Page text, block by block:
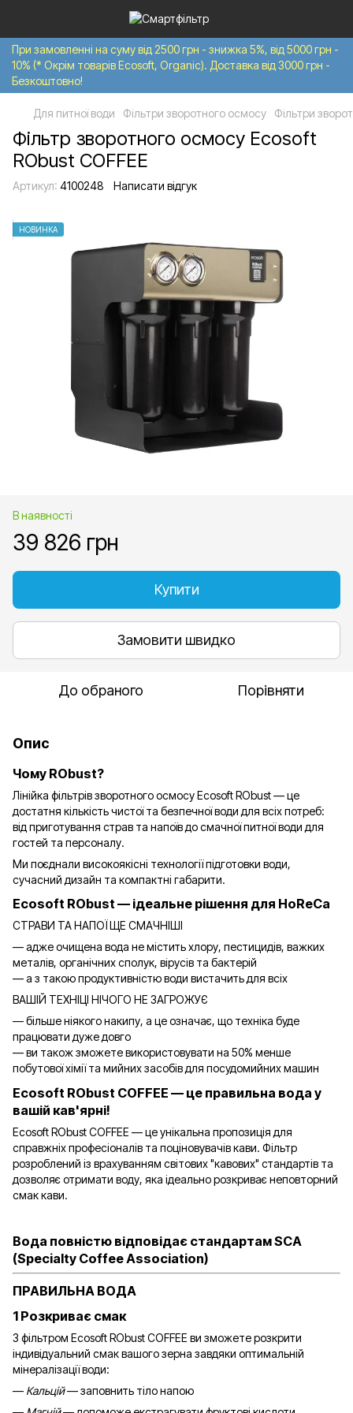
При замовленні на суму від 2500 грн - знижка 5%, від 5000 грн -
10% (* Окрім товарів Ecosoft, Organic). Доставка від 3000 грн -
Безкоштовно!
Для питної води Фільтри зворотного осмосу Фільтри
Фільтр зворотного осмосу Ecosoft
RObust COFFEE
Артикул: 4100248 Написати відгук
НОВИНКА
В наявності
39 826 грн
Купити
Замовити швидко
До обраного Порівняти
Опис
Чому RObust?
Лінійка фільтрів зворотного осмосу Ecosoft RObust — це
достатня кількість чистої та безпечної води для всіх потреб:
від приготування страв та напоїв до смачної питної води для
гостей та персоналу.
Ми поєднали високоякісні технології підготовки води,
сучасний дизайн та компактні габарити.
Ecosoft RObust — ідеальне рішення для HoReCa
СТРАВИ ТА НАПОЇ ЩЕ СМАЧНІШІ
— адже очищена вода не містить хлору, пестицидів, важких
металів, органічних сполук, вірусів та бактерій
— а з такою продуктивністю води вистачить для всіх
ВАШІЙ ТЕХНІЦІ НІЧОГО НЕ ЗАГРОЖУЄ
— більше ніякого накипу, а це означає, що техніка буде
працювати дуже довго
— ви також зможете використовувати на 50% менше
побутової хімії та мийних засобів для посудомийних машин
Ecosoft RObust COFFEE — це правильна вода у
вашій кав'ярні!
Ecosoft RObust COFFEE — це унікальна пропозиція для
справжніх професіоналів та поціновувачів кави. Фільтр
розроблений із врахуванням світових "кавових" стандартів та
дозволяє отримати воду, яка ідеально розкриває неповторний
смак кави.
Вода повністю відповідає стандартам SCA
(Specialty Coffee Association)
ПРАВИЛЬНА ВОДА
1 Розкриває смак
З фільтром Ecosoft RObust COFFEE ви зможете розкрити
індивідуальний смак вашого зерна завдяки оптимальній
мінералізації води:
— Кальцій— заповнить тіло напою